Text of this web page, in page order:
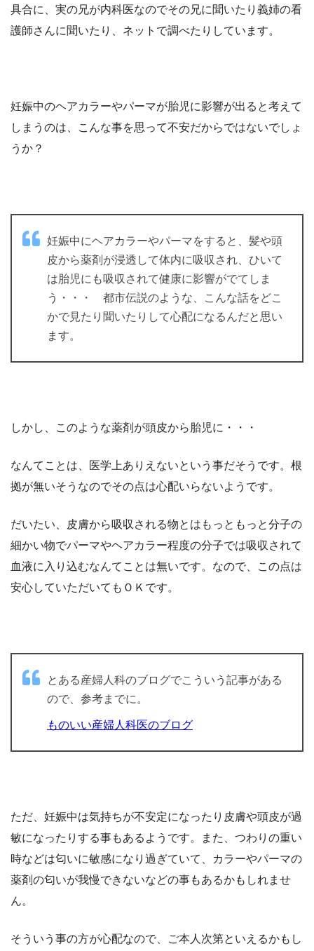
具合に、実の兄が内科医なのでその兄に聞いたり義姉の看
護師さんに聞いたり、ネットで調べたりしています。
妊娠中のヘアカラーやパーマが胎児に影響が出ると考えて
しまうのは、こんな事を思って不安だからではないでしょ
うか？
妊娠中にヘアカラーやパーマをすると、髪や頭
皮から薬剤が浸透して体内に吸収され、ひいて
は胎児にも吸収されて健康に影響がでてしま
う・・・ 都市伝説のような、こんな話をどこ
かで見たり聞いたりして心配になるんだと思い
ます。
しかし、このような薬剤が頭皮から胎児に・・・
なんてことは、医学上ありえないという事だそうです。根
拠が無いそうなのでその点は心配いらないようです。
だいたい、皮膚から吸収される物とはもっともっと分子の
細かい物でパーマやヘアカラー程度の分子では吸収されて
血液に入り込むなんてことは無いです。なので、この点は
安心していただいてもＯＫです。
とある産婦人科のブログでこういう記事がある
ので、参考までに。
ものいい産婦人科医のブログ
ただ、妊娠中は気持ちが不安定になったり皮膚や頭皮が過
敏になったりする事もあるようです。また、つわりの重い
時などは匂いに敏感になり過ぎていて、カラーやパーマの
薬剤の匂いが我慢できないなどの事もあるかもしれませ
ん。
そういう事の方が心配なので、ご本人次第といえるかもし